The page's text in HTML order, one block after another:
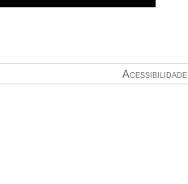
Acessibilidade